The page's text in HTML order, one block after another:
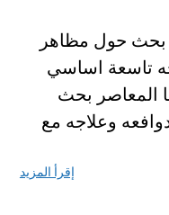
بحث حول مظاهر
تاسعة اساسي
المعاصر بحث
وعلاجه مع
إقرأ المزيد